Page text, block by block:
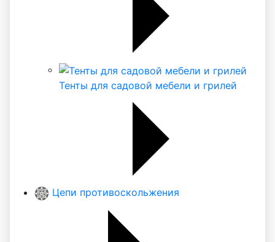
Тенты для садовой мебели и грилей
Цепи противоскольжения